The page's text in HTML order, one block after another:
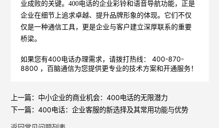
业成败的关键。400电话的企业彩铃和语音导航功能，正是
企业在细节上追求卓越、提升品牌形象的体现。它们不仅
仅是一种通信工具，更是企业与客户建立深厚联系的重要
桥梁。
如果您有400电话办理需求，请拨打热线： 400-870-
8800 ，百脑通信为您提供更专业的技术方案和开通服务！
上一篇： 中小企业的商业机会：400电话的无限潜力
下一篇： 400电话：企业客服的新选择及其常用功能与优势